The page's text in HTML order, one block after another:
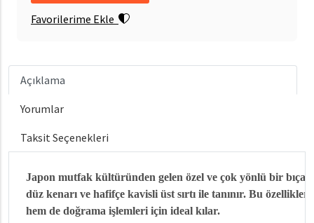
Favorilerime Ekle
Açıklama
Yorumlar
Taksit Seçenekleri
Japon mutfak kültüründen gelen özel ve çok yönlü bir
düz kenarı ve hafifçe kavisli üst sırtı ile tanınır. Bu özellikler,
hem de doğrama işlemleri için ideal kılar.